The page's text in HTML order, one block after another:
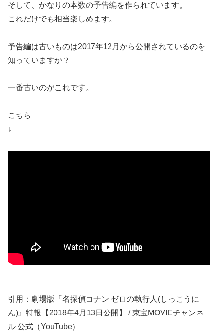
そして、かなりの本数の予告編を作られています。
これだけでも相当楽しめます。
予告編は古いものは2017年12月から公開されているのを
知っていますか？
一番古いのがこれです。
こちら
↓
引用：劇場版『名探偵コナン ゼロの執行人(しっこうに
ん)』特報【2018年4月13日公開】 / 東宝MOVIEチャンネ
ル 公式（YouTube）